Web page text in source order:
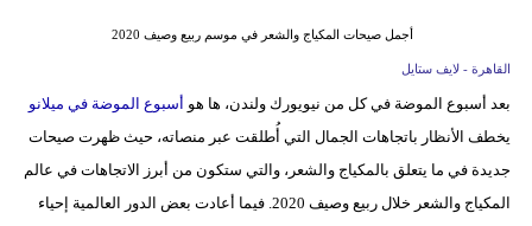
أجمل صيحات المكياج والشعر في موسم ربيع وصيف 2020
القاهرة - لايف ستايل
بعد أسبوع الموضة في كل من نيويورك ولندن، ها هو أسبوع الموضة في ميلانو
يخطف الأنظار باتجاهات الجمال التي أُطلقت عبر منصاته، حيث ظهرت صيحات
جديدة في ما يتعلق بالمكياج والشعر، والتي ستكون من أبرز الاتجاهات في عالم
المكياج والشعر خلال ربيع وصيف 2020. فيما أعادت بعض الدور العالمية إحياء